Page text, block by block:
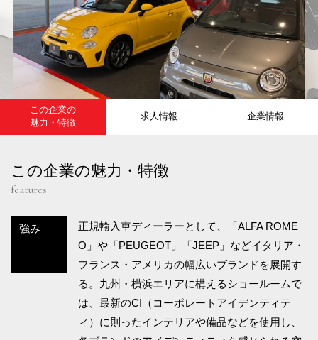
この企業の
魅力・特徴
求人情報 企業情報
この企業の魅力・特徴
features
強み
正規輸入車ディーラーとして、「ALFA ROME
O」や「PEUGEOT」「JEEP」などイタリア・
フランス・アメリカの幅広いブランドを展開す
る。九州・横浜エリアに構えるショールームで
は、最新のCI（コーポレートアイデンティテ
ィ）に則ったインテリアや備品などを使用し、